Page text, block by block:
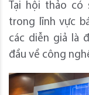
Tại hội thảo có
trong lĩnh vực
các diễn giả là
đầu về công